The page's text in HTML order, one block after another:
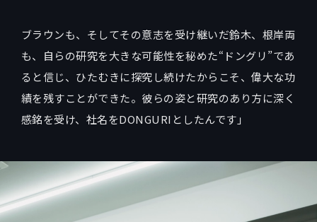
ブラウンも、そしてその意志を受け継いだ鈴木、根岸両
も、自らの研究を大きな可能性を秘めた“ドングリ”であ
ると信じ、ひたむきに探究し続けたからこそ、偉大な功
績を残すことができた。彼らの姿と研究のあり方に深く
感銘を受け、社名をDONGURIとしたんです」